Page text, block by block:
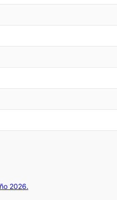
2026.